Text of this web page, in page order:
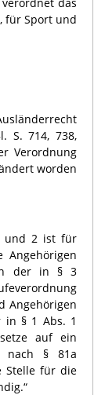
für Sport und
S. 714, 738,
Verordnung
worden
und 2 ist für
Angehörigen
der in § 3
Angehörigen
in § 1 Abs. 1
auf ein
nach § 81a
Stelle für die